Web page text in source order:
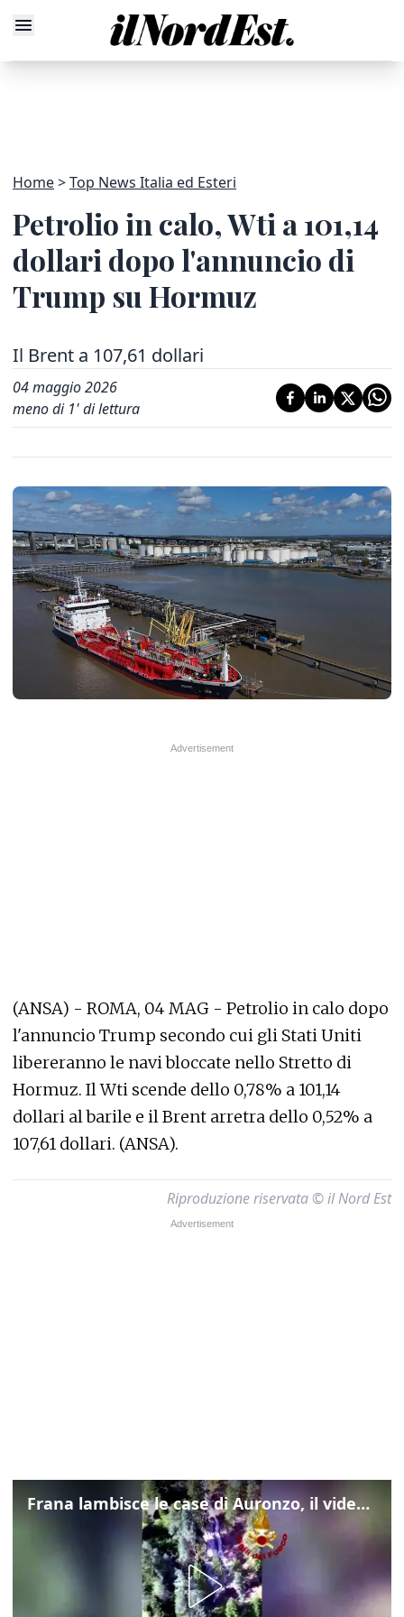
Home Top News Italia ed Esteri
Petrolio in calo, Wti a 101,14
dollari dopo l'annuncio di
Trump su Hormuz
Il Brent a 107,61 dollari
04 maggio 2026
meno di 1' di lettura
(ANSA) - ROMA, 04 MAG - Petrolio in calo dopo
l'annuncio Trump secondo cui gli Stati Uniti
libereranno le navi bloccate nello Stretto di
Hormuz. Il Wti scende dello 0,78% a 101,14
dollari al barile e il Brent arretra dello 0,52% a
107,61 dollari. (ANSA).
Riproduzione riservata © il Nord Est
Frana lambisce le case di Auronzo, il video dall'elicottero dei vigili del fuoco